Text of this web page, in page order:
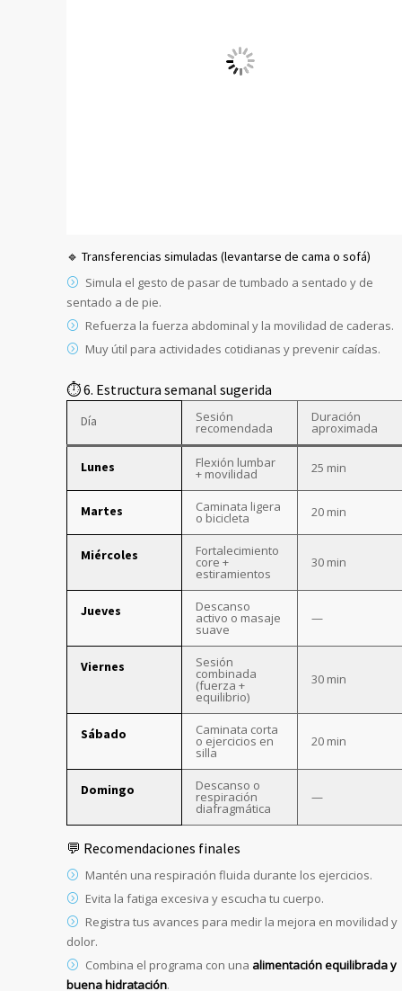
🔹 Transferencias simuladas (levantarse de cama o sofá)
Simula el gesto de pasar de tumbado a sentado y de
sentado a de pie.
Refuerza la fuerza abdominal y la movilidad de caderas.
Muy útil para actividades cotidianas y prevenir caídas.
⏱️ 6. Estructura semanal sugerida
Día Sesión
recomendada
Duración
aproximada
Lunes Flexión lumbar
+ movilidad 25 min
Martes Caminata ligera
o bicicleta 20 min
Miércoles Fortalecimiento
core +
estiramientos
30 min
Jueves Descanso
activo o masaje
suave
—
Viernes Sesión
combinada
(fuerza +
equilibrio)
30 min
Sábado Caminata corta
o ejercicios en
silla
20 min
Domingo Descanso o
respiración
diafragmática
—
💬 Recomendaciones finales
Mantén una respiración fluida durante los ejercicios.
Evita la fatiga excesiva y escucha tu cuerpo.
Registra tus avances para medir la mejora en movilidad y
dolor.
Combina el programa con una alimentación equilibrada y
buena hidratación.